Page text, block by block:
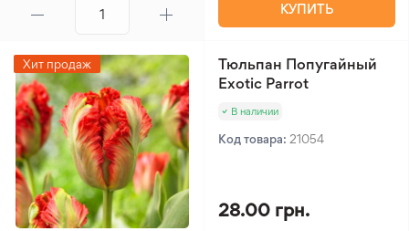
КУПИТЬ
Хит продаж
Тюльпан Попугайный
Exotic Parrot
В наличии
Код товара: 21054
28.00 грн.